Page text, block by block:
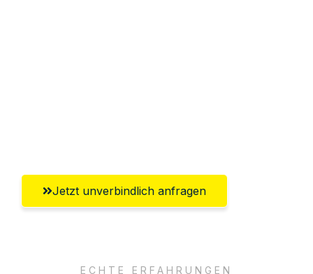
Jetzt unverbindlich anfragen
ECHTE ERFAHRUNGEN